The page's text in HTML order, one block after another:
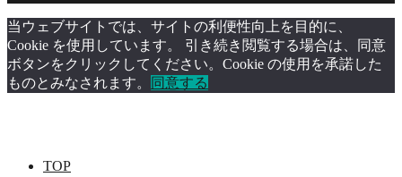
当ウェブサイトでは、サイトの利便性向上を目的に、
Cookie を使用しています。 引き続き閲覧する場合は、同意
ボタンをクリックしてください。Cookie の使用を承諾した
ものとみなされます。
同意する
TOP